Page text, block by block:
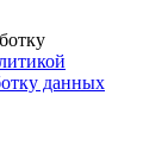
данных